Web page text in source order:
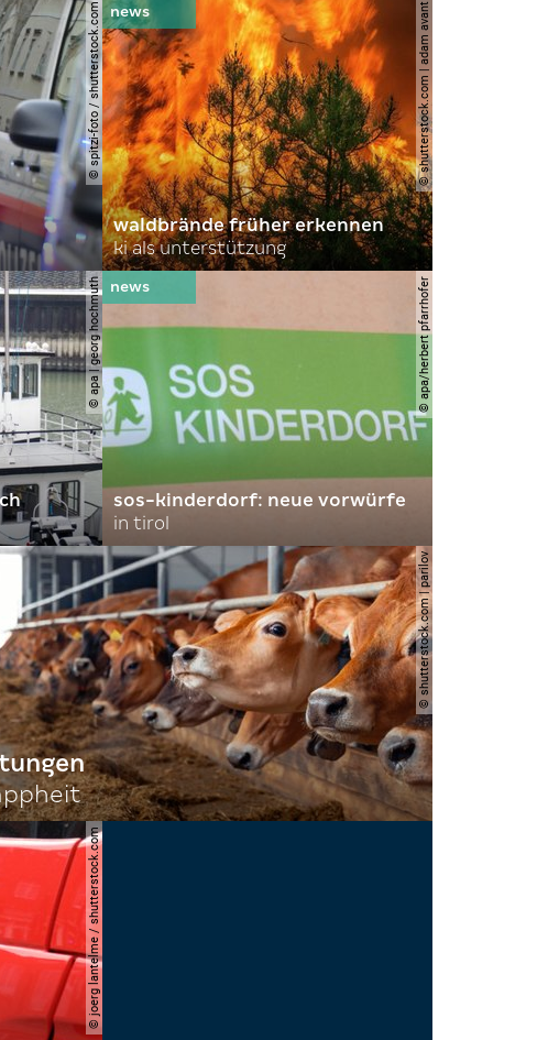
© spitzi-foto / shutterstock.com © shutterstock.com | adam avant
waldbrände früher erkennen
ki als unterstützung
© apa | georg hochmuth © apa/herbert pfarrhofer
sos-kinderdorf: neue vorwürfe
in tirol
© shutterstock.com | parilov
© joerg lantelme / shutterstock.com